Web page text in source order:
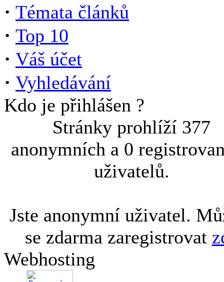
· Témata článků
· Top 10
· Váš účet
· Vyhledávání
Kdo je přihlášen ?
Stránky prohlíží 377
anonymních a 0
uživatelů.
Jste anonymní uživatel.
se zdarma zaregistrovat
Webhosting